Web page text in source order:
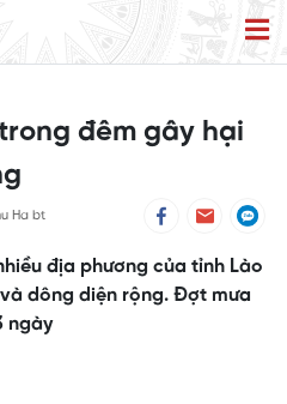
đêm gây hại
Ha bt
địa phương của tỉnh Lào
dông diện rộng. Đợt mưa
ngày